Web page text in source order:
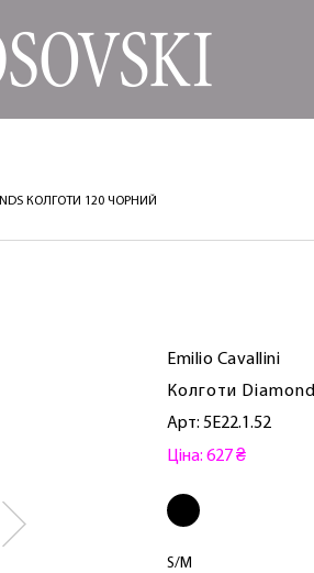
КОЛГОТИ 120 ЧОРНИЙ
Emilio Cavallini
Колготи
Арт: 5E22.1.52
Ціна: 627 ₴
S/M